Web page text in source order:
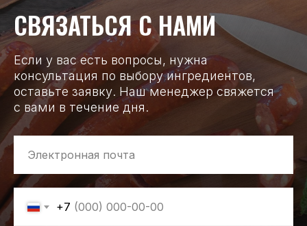
СВЯЗАТЬСЯ С НАМИ
Если у вас есть вопросы, нужна
консультация по выбору ингредиентов,
оставьте заявку. Наш менеджер свяжется
с вами в течение дня.
+7